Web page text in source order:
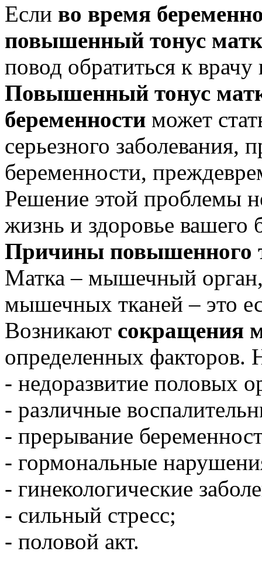
Если во время
повышенный тонус
повод обратиться к врачу
Повышенный тонус
беременности может
серьезного заболевания,
беременности,
Решение этой проблемы
жизнь и здоровье вашего
Причины повышенного
Матка – мышечный
мышечных тканей – это
Возникают сокращения
определенных факторов.
- недоразвитие половых
- различные
- прерывание
- гормональные
- гинекологические
- сильный стресс;
- половой акт.